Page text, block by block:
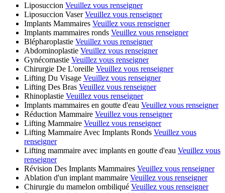
Liposuccion Veuillez vous renseigner
Liposuccion Vaser Veuillez vous renseigner
Implants Mammaires Veuillez vous renseigner
Implants mammaires ronds Veuillez vous renseigner
Blépharoplastie Veuillez vous renseigner
Abdominoplastie Veuillez vous renseigner
Gynécomastie Veuillez vous renseigner
Chirurgie De L'oreille Veuillez vous renseigner
Lifting Du Visage Veuillez vous renseigner
Lifting Des Bras Veuillez vous renseigner
Rhinoplastie Veuillez vous renseigner
Implants mammaires en goutte d'eau Veuillez vous renseigner
Réduction Mammaire Veuillez vous renseigner
Lifting Mammaire Veuillez vous renseigner
Lifting Mammaire Avec Implants Ronds Veuillez vous
renseigner
Lifting mammaire avec implants en goutte d'eau Veuillez vous
renseigner
Révision Des Implants Mammaires Veuillez vous renseigner
Ablation d'un implant mammaire Veuillez vous renseigner
Chirurgie du mamelon ombiliqué Veuillez vous renseigner